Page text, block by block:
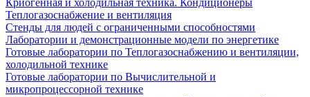
Криогенная и холодильная техника. Кондиционеры
Теплогазоснабжение и вентиляция
Стенды для людей с ограниченными способностями
Лаборатории и демонстрационные модели по энергетике
Готовые лаборатории по Теплогазоснабжению и вентиляции,
холодильной технике
Готовые лаборатории по Вычислительной и
микропроцессорной технике